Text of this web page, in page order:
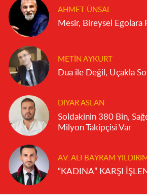
AHMET ÜNSAL
Mesir, Bireysel Egolara
METIN AYKURT
Dua ile Değil, Uçakla
DIYAR ASLAN
Soldakinin 380 Bin,
Milyon Takipçisi Var
AV. ALI BAYRAM
“KADINA” KARŞI